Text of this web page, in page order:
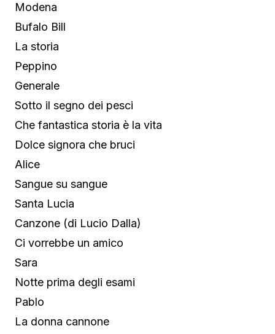
Modena
Bufalo Bill
La storia
Peppino
Generale
Sotto il segno dei pesci
Che fantastica storia è la vita
Dolce signora che bruci
Alice
Sangue su sangue
Santa Lucia
Canzone (di Lucio Dalla)
Ci vorrebbe un amico
Sara
Notte prima degli esami
Pablo
La donna cannone